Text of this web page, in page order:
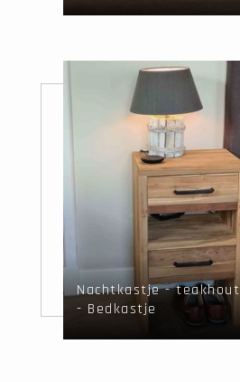
Nachtkastje - teakhout
- Bedkastje